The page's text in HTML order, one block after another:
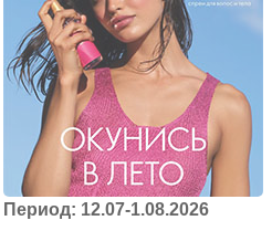
Период: 12.07-1.08.2026